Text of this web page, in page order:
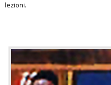
lezioni.